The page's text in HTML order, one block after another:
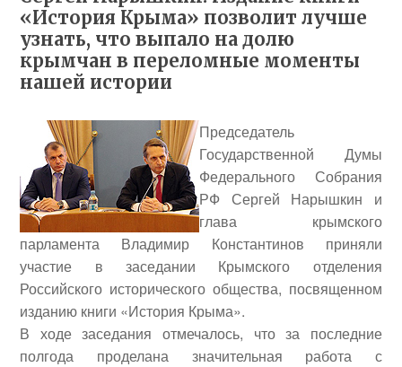
«История Крыма» позволит лучше
узнать, что выпало на долю
крымчан в переломные моменты
нашей истории
Председатель
Государственной Думы
Федерального Собрания
РФ Сергей Нарышкин и
глава крымского
парламента Владимир Константинов приняли
участие в заседании Крымского отделения
Российского исторического общества, посвященном
изданию книги «История Крыма».
В ходе заседания отмечалось, что за последние
полгода проделана значительная работа с